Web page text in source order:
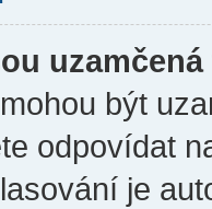
uzamčená
být
odpovídat
je